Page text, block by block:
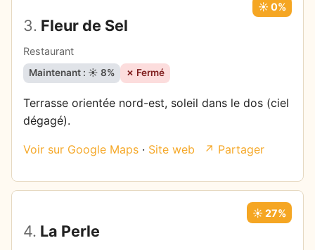
3. Fleur de Sel
Restaurant
☀️ 0%
Maintenant : ☀️ 8% ✗ Fermé
Terrasse orientée nord-est, soleil dans le dos (ciel
dégagé).
Voir sur Google Maps · Site web ↗ Partager
4. La Perle
☀️ 27%